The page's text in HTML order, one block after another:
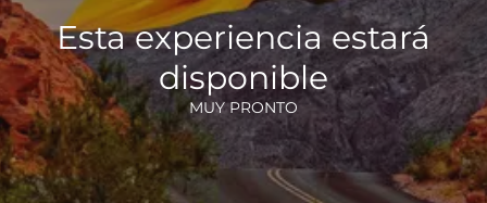
Esta experiencia estará
disponible
MUY PRONTO